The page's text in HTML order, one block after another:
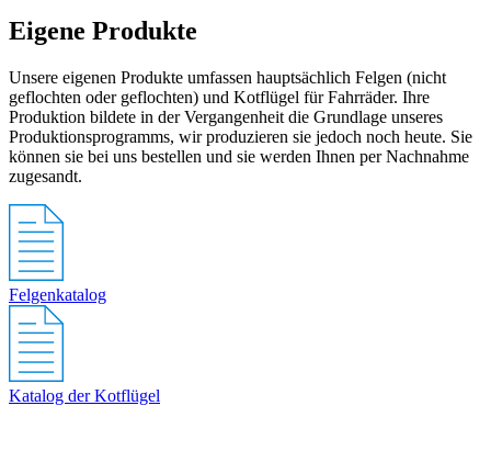
Eigene Produkte
Unsere eigenen Produkte umfassen hauptsächlich Felgen (nicht
geflochten oder geflochten) und Kotflügel für Fahrräder. Ihre
Produktion bildete in der Vergangenheit die Grundlage unseres
Produktionsprogramms, wir produzieren sie jedoch noch heute. Sie
können sie bei uns bestellen und sie werden Ihnen per Nachnahme
zugesandt.
Felgenkatalog
Katalog der Kotflügel